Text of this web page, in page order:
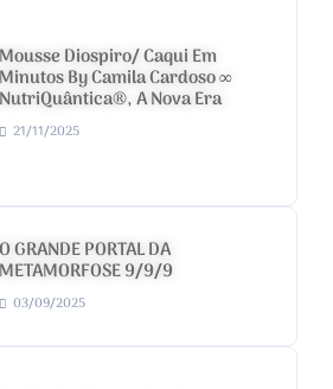
Mousse Diospiro/ Caqui Em
Minutos By Camila Cardoso ∞
NutriQuântica®, A Nova Era
21/11/2025
O GRANDE PORTAL DA
METAMORFOSE 9/9/9
03/09/2025